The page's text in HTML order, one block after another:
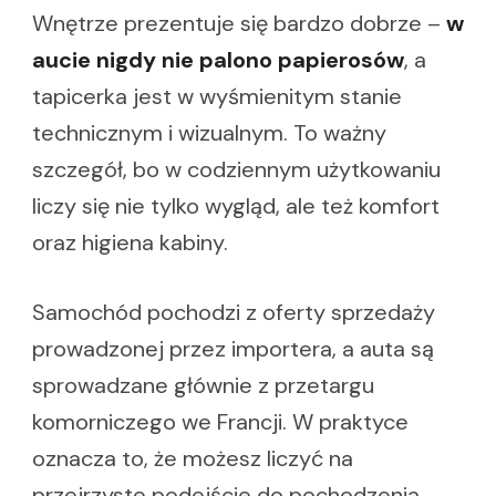
Wnętrze prezentuje się bardzo dobrze – w
aucie nigdy nie palono papierosów, a
tapicerka jest w wyśmienitym stanie
technicznym i wizualnym. To ważny
szczegół, bo w codziennym użytkowaniu
liczy się nie tylko wygląd, ale też komfort
oraz higiena kabiny.
Samochód pochodzi z oferty sprzedaży
prowadzonej przez importera, a auta są
sprowadzane głównie z przetargu
komorniczego we Francji. W praktyce
oznacza to, że możesz liczyć na